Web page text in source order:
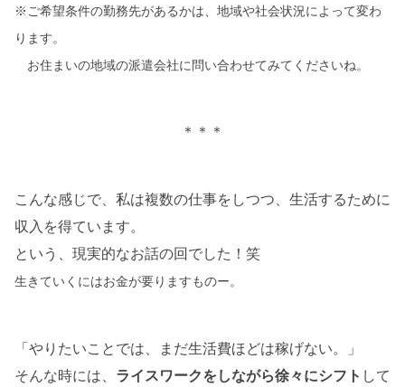
※ご希望条件の勤務先があるかは、地域や社会状況によって変わ
ります。
お住まいの地域の派遣会社に問い合わせてみてくださいね。
＊＊＊
こんな感じで、私は複数の仕事をしつつ、生活するために
収入を得ています。
という、現実的なお話の回でした！笑
生きていくにはお金が要りますものー。
「やりたいことでは、まだ生活費ほどは稼げない。」
そんな時には、 ライスワークをしながら徐々にシフト して